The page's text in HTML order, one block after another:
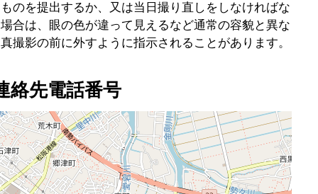
のを提出するか、又は当日撮り直しをしなければな
合は、眼の色が違って見えるなど通常の容貌と異な
撮影の前に外すように指示されることがあります。
絡先電話番号